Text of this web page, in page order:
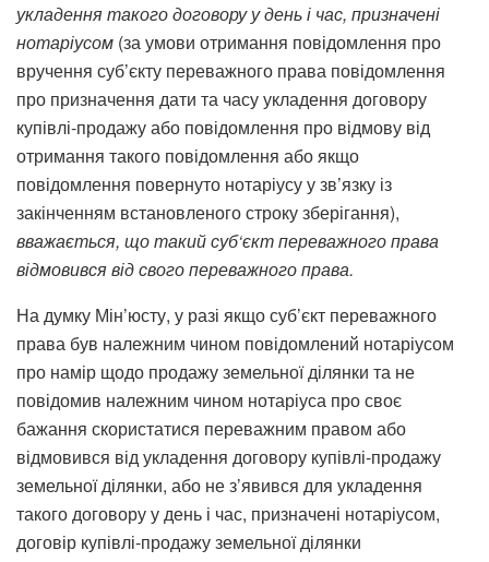
укладеннятакогодоговору уденьі час, призначені
нотаріусом (за умови отримання повідомлення про
вручення суб’єкту переважного права повідомлення
про призначення дати та часу укладення договору
купівлі-продажу або повідомлення про відмову від
отримання такого повідомлення або якщо
повідомлення повернуто нотаріусу у зв’язку із
закінченням встановленого строку зберігання),
вважається, щотакийсуб‘єктпереважногоправа
відмовивсявідсвогопереважногоправа.
На думку Мін’юсту, у разі якщо суб’єкт переважного
права був належним чином повідомлений нотаріусом
про намір щодо продажу земельної ділянки та не
повідомив належним чином нотаріуса про своє
бажання скористатися переважним правом або
відмовився від укладення договору купівлі-продажу
земельної ділянки, або не з’явився для укладення
такого договору у день і час, призначені нотаріусом,
договір купівлі-продажу земельної ділянки